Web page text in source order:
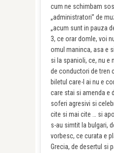
cum ne schimbam
„administratori” de
„acum sunt in pauza
3, ce orar domle, voi
omul maninca, asa e
si la spanioli, ce, nu e
de conductori de tren
biletul care-l ai nu e
care stai si amenda e
soferi agresivi si
cite si mai cite … si
s-au simtit la bulgari,
vorbesc, ce curata e
Grecia, de desertul si